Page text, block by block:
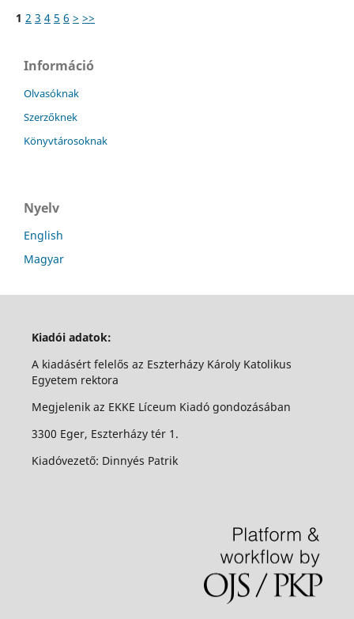
1 2 3 4 5 6 > >>
Információ
Olvasóknak
Szerzőknek
Könyvtárosoknak
Nyelv
English
Magyar
Kiadói adatok:
A kiadásért felelős az Eszterházy Károly Katolikus
Egyetem rektora
Megjelenik az EKKE Líceum Kiadó gondozásában
3300 Eger, Eszterházy tér 1.
Kiadóvezető: Dinnyés Patrik